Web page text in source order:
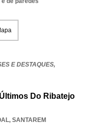
E DESTAQUES,
Do Ribatejo
, SANTAREM